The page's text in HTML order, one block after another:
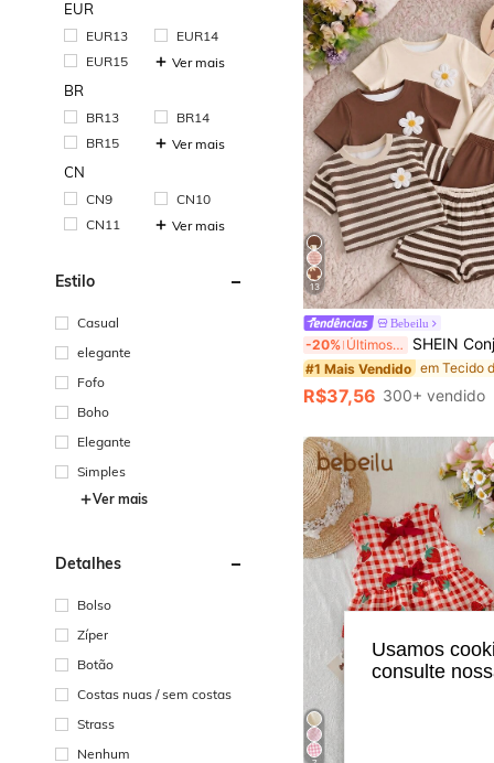
EUR
EUR13
EUR14
EUR15
Ver mais
BR
BR13
BR14
BR15
Ver mais
CN
CN9
CN10
CN11
Ver mais
Estilo
Casual
elegante
Fofo
Boho
Elegante
Simples
Ver mais
Detalhes
Bolso
Zíper
Botão
Costas nuas / sem costas
Strass
Nenhum
13
Bebeilu
-20% Últimos 3 dias SHEIN Conjunto de 3 Peças Simples e Casual para Meninas
#1 Mais Vendido
R$37,56 300+ vendido
Usamos
consulte